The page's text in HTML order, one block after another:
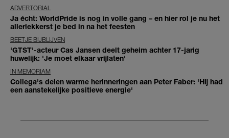
ADVERTORIAL
Ja écht: WorldPride is nog in volle gang – en hier rol je nu het
allerlekkerst je bed in na het feesten
BEETJE BIJBLIJVEN
'GTST'-acteur Cas Jansen deelt geheim achter 17-jarig
huwelijk: 'Je moet elkaar vrijlaten'
IN MEMORIAM
Collega's delen warme herinneringen aan Peter Faber: 'Hij had
een aanstekelijke positieve energie'